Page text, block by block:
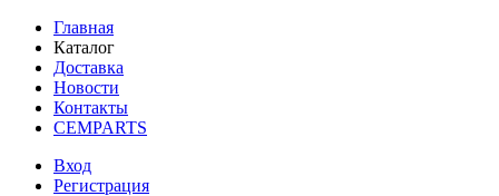
Главная
Каталог
Доставка
Новости
Контакты
CEMPARTS
Вход
Регистрация